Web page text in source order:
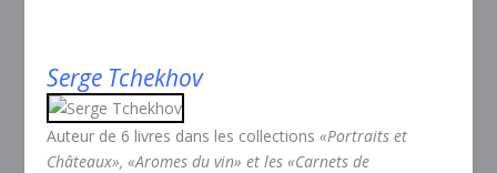
Serge Tchekhov
Auteur de 6 livres dans les collections«Portraits et
Châteaux», «Aromes du vin» et les «Carnets de